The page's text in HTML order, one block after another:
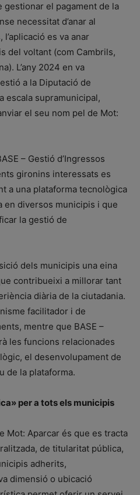
gestionar el pagament de la
necessitat d’anar al
es va anar
del voltant (com Cambrils,
L’any 2024 en va
a la Diputació de
escala supramunicipal,
el seu nom pel de Mot:
– Gestió d’Ingressos
gironins interessats es
a una plataforma tecnològica
en diversos municipis i que
la gestió de
dels municipis una eina
contribueixi a millorar tant
diària de la ciutadania.
facilitador i de
mentre que BASE –
les funcions relacionades
el desenvolupament de
de la plataforma.
per a tots els municipis
Mot: Aparcar és que es tracta
de titularitat pública,
adherits,
dimensió o ubicació